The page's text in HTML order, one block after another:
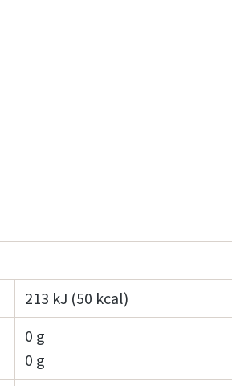
213 kJ (50 kcal)
0 g
0 g